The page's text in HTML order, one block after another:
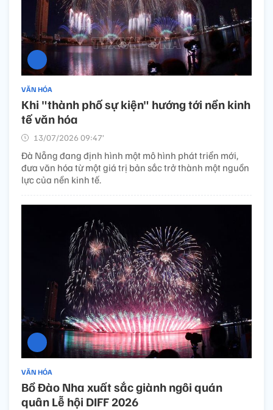
VĂN HÓA
Khi "thành phố sự kiện" hướng tới nền kinh
tế văn hóa
13/07/2026 09:47’
Đà Nẵng đang định hình một mô hình phát triển mới,
đưa văn hóa từ một giá trị bản sắc trở thành một nguồn
lực của nền kinh tế.
VĂN HÓA
Bồ Đào Nha xuất sắc giành ngôi quán
quân Lễ hội DIFF 2026